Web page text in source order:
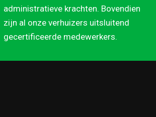
administratieve krachten. Bovendien
zijn al onze verhuizers uitsluitend
gecertificeerde medewerkers.